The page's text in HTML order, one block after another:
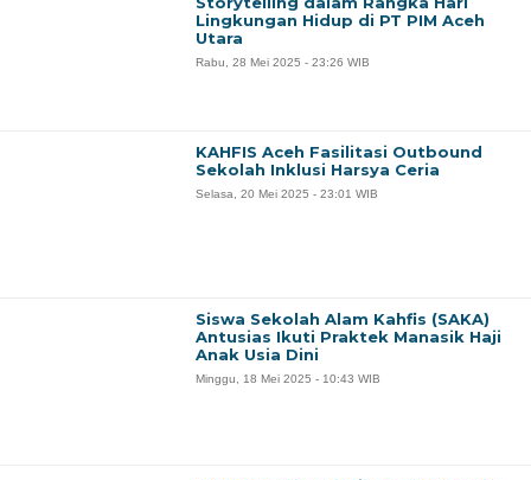
Lingkungan Hidup di PT PIM Aceh
Utara
Rabu, 28 Mei 2025 - 23:26 WIB
KAHFIS Aceh Fasilitasi Outbound
Sekolah Inklusi Harsya Ceria
Selasa, 20 Mei 2025 - 23:01 WIB
Siswa Sekolah Alam Kahfis (SAKA)
Antusias Ikuti Praktek Manasik Haji
Anak Usia Dini
Minggu, 18 Mei 2025 - 10:43 WIB